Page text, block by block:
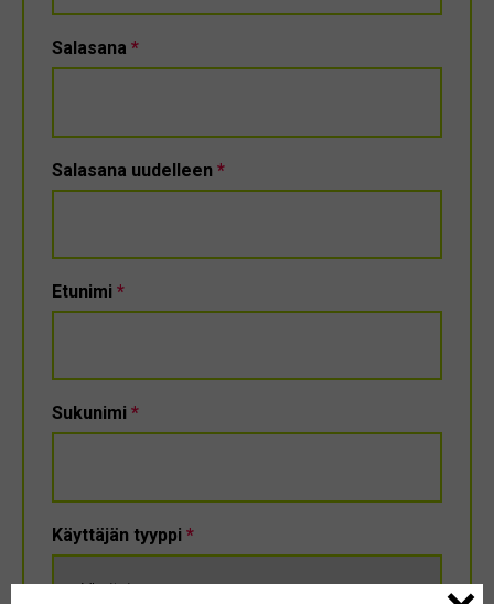
Salasana *
Salasana uudelleen *
Etunimi *
Sukunimi *
Käyttäjän tyyppi *